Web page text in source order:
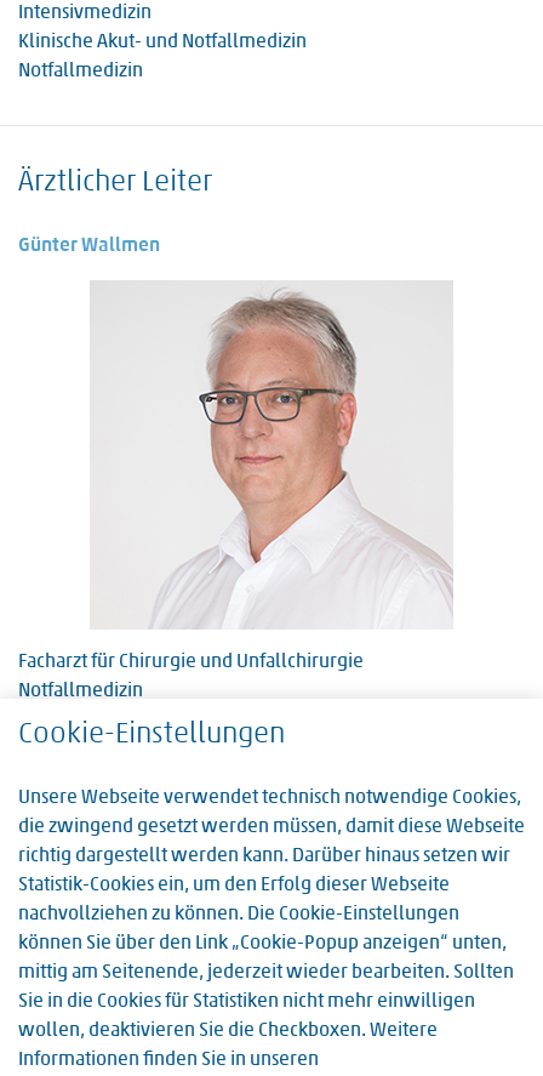
Intensivmedizin
Klinische Akut- und Notfallmedizin
Notfallmedizin
Ärztlicher Leiter
Günter Wallmen
Facharzt für Chirurgie und Unfallchirurgie
Notfallmedizin
Kontakt
Zentrale Notaufnahme
Telefon:
06232 133 369
Cookie-Einstellungen
Unsere Webseite verwendet technisch notwendige Cookies,
die zwingend gesetzt werden müssen, damit diese Webseite
richtig dargestellt werden kann. Darüber hinaus setzen wir
Statistik-Cookies ein, um den Erfolg dieser Webseite
nachvollziehen zu können. Die Cookie-Einstellungen
können Sie über den Link „Cookie-Popup anzeigen“ unten,
mittig am Seitenende, jederzeit wieder bearbeiten. Sollten
Sie in die Cookies für Statistiken nicht mehr einwilligen
wollen, deaktivieren Sie die Checkboxen. Weitere
Informationen finden Sie in unseren